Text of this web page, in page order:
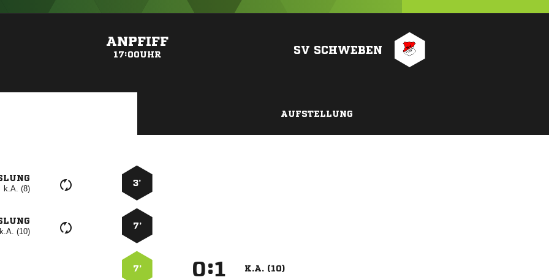
ANPFIFF
17:00UHR SV SCHWEBEN
AUFSTELLUNG
k.A. (8)
3’
k.A. (10)
7’
7’ : K.A. (10)